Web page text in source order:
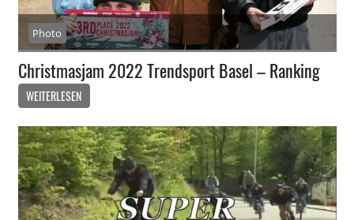
Photo
Christmasjam 2022 Trendsport Basel – Ranking
WEITERLESEN